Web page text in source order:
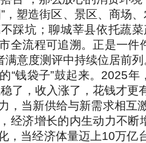
，塑造街区、景区、商场
踩坑；聊城莘县依托蔬
全流程可追溯。正是一件
满意度测评中持续位居前列
“钱袋子”鼓起来。2025
了，收入涨了，花钱才
，当新供给与新需求相互
经济增长的内生动力不断
当经济体量迈上10万亿